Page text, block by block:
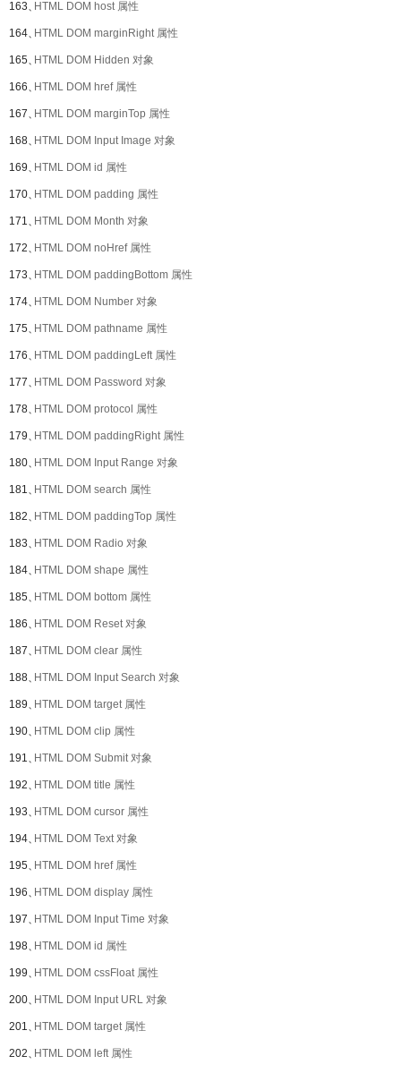
163、HTML DOM host 属性
164、HTML DOM marginRight 属性
165、HTML DOM Hidden 对象
166、HTML DOM href 属性
167、HTML DOM marginTop 属性
168、HTML DOM Input Image 对象
169、HTML DOM id 属性
170、HTML DOM padding 属性
171、HTML DOM Month 对象
172、HTML DOM noHref 属性
173、HTML DOM paddingBottom 属性
174、HTML DOM Number 对象
175、HTML DOM pathname 属性
176、HTML DOM paddingLeft 属性
177、HTML DOM Password 对象
178、HTML DOM protocol 属性
179、HTML DOM paddingRight 属性
180、HTML DOM Input Range 对象
181、HTML DOM search 属性
182、HTML DOM paddingTop 属性
183、HTML DOM Radio 对象
184、HTML DOM shape 属性
185、HTML DOM bottom 属性
186、HTML DOM Reset 对象
187、HTML DOM clear 属性
188、HTML DOM Input Search 对象
189、HTML DOM target 属性
190、HTML DOM clip 属性
191、HTML DOM Submit 对象
192、HTML DOM title 属性
193、HTML DOM cursor 属性
194、HTML DOM Text 对象
195、HTML DOM href 属性
196、HTML DOM display 属性
197、HTML DOM Input Time 对象
198、HTML DOM id 属性
199、HTML DOM cssFloat 属性
200、HTML DOM Input URL 对象
201、HTML DOM target 属性
202、HTML DOM left 属性